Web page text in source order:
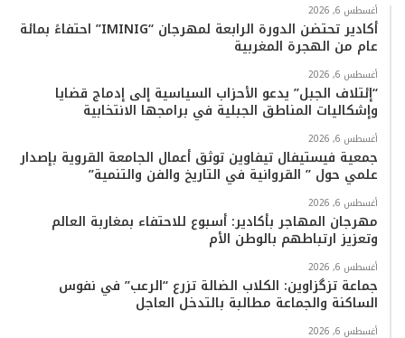
ب
و
ك
ت
ر
ي
ب
ت
ر
ا
م
T
k
س
ب
أغسطس 6, 2026
أكادير تحتضن الدورة الرابعة لمهرجان “IMINIG” احتفاءً بمائة
عام من الهجرة المغربية
أغسطس 6, 2026
“إئتلاف الجبل” يدعو الأحزاب السياسية إلى إدماج قضايا
وإشكاليات المناطق الجبلية في برامجها الانتخابية
أغسطس 6, 2026
جمعية فيستيفال تيفاوين توثق أعمال الجامعة القروية بإصدار
علمي حول ” القروانية في التاريخ والفن والتنمية”
أغسطس 6, 2026
مهرجان المهاجر بأكادير: أسبوع للاحتفاء بمغاربة العالم
وتعزيز ارتباطهم بالوطن الأم
أغسطس 6, 2026
جماعة تزگزاوين: الكلاب الضالة تزرع “الرعب” في نفوس
الساكنة والجماعة مطالبة بالتدخل العاجل
أغسطس 6, 2026